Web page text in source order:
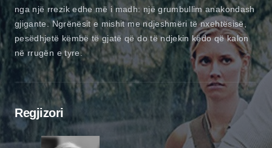
nga një rrezik edhe më i madh: një grumbullim anakondash
gjigante. Ngrënësit e mishit me ndjeshmëri të nxehtësisë,
pesëdhjetë këmbë të gjatë që do të ndjekin këdo që kalon
në rrugën e tyre.
Regjizori